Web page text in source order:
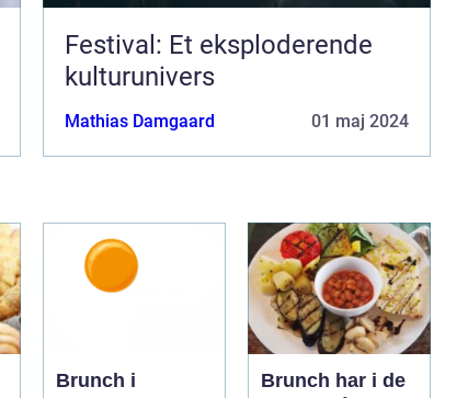
Festival: Et eksploderende
kulturunivers
Mathias Damgaard 01 maj 2024
Brunch i
Brunch har i de